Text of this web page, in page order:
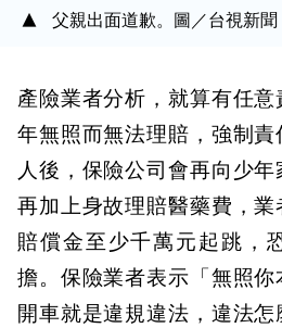
父親出面道歉。圖／台視新聞
產險業者分析，就算有任
年無照而無法理賠，強制
人後，保險公司會再向少
再加上身故理賠醫藥費，
賠償金至少千萬元起跳，
擔。保險業者表示「無照你
開車就是違規違法，違法